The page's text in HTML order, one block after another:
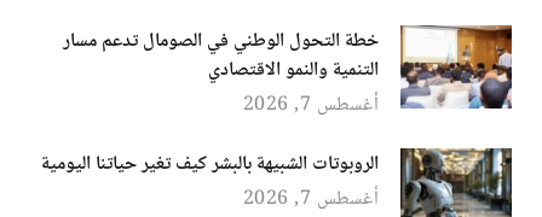
خطة التحول الوطني في الصومال تدعم مسار
التنمية والنمو الاقتصادي
أغسطس 7, 2026
الروبوتات الشبيهة بالبشر كيف تغير حياتنا اليومية
أغسطس 7, 2026